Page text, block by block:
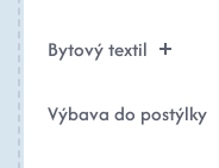
Bytový textil
Výbava do postýlky